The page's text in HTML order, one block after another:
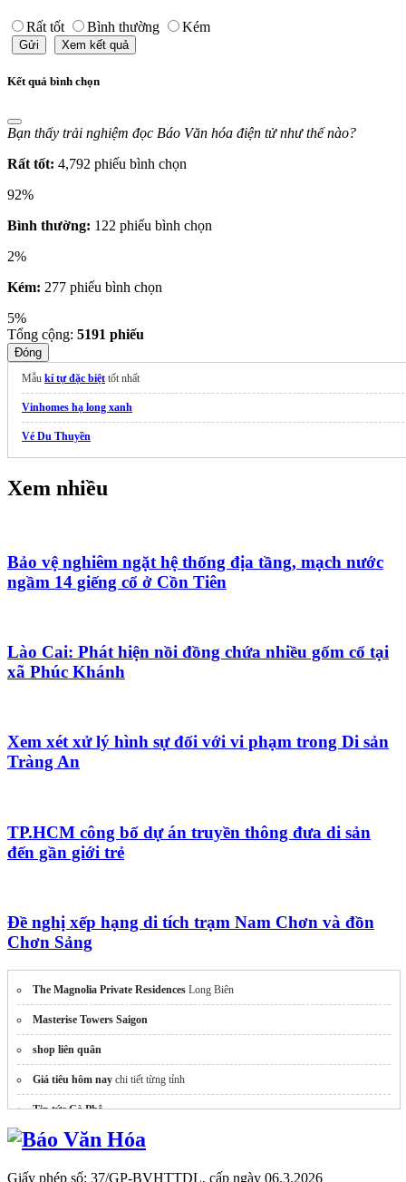
Rất tốt Bình thường Kém
Gửi Xem kết quả
Kết quả bình chọn
Bạn thấy trải nghiệm đọc Báo Văn hóa điện tử như thế nào?
Rất tốt: 4,792 phiếu bình chọn
92%
Bình thường: 122 phiếu bình chọn
2%
Kém: 277 phiếu bình chọn
5%
Tổng cộng: 5191 phiếu
Đóng
Mẫu kí tự đặc biệt tốt nhất
Vinhomes hạ long xanh
Vé Du Thuyền
Xem nhiều
Bảo vệ nghiêm ngặt hệ thống địa tầng, mạch nước
ngầm 14 giếng cổ ở Cồn Tiên
Lào Cai: Phát hiện nồi đồng chứa nhiều gốm cổ tại
xã Phúc Khánh
Xem xét xử lý hình sự đối với vi phạm trong Di sản
Tràng An
TP.HCM công bố dự án truyền thông đưa di sản
đến gần giới trẻ
Đề nghị xếp hạng di tích trạm Nam Chơn và đồn
Chơn Sảng
The Magnolia Private Residences Long Biên
Masterise Towers Saigon
shop liên quân
Giá tiêu hôm nay chi tiết từng tỉnh
Tin tức Cà Phê
black kyurem handleheldgame.vn
Giấy phép số: 37/GP-BVHTTDL, cấp ngày 06.3.2026